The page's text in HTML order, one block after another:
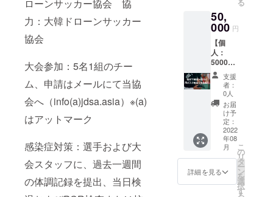
ローンサッカー協会 協
力：大韓ドローンサッカー
協会
大会参加：5名1組のチー
ム、申請はメールにて当協
会へ（info(a)jdsa.asia）※(a)
はアットマーク
感染症対策：選手および大
会スタッフに、過去一週間
の体調記録を提出、当日検
注時期
を指定
するこ
とによ
り、好
きな時
に味わ
うこと
が可能
です。
※サイト
の仕様
上、お
届け予
定が
2022年
8月と
成したドローン
サッカー常設
コートです。 こ
の常設コートは
国際規格に準拠
したサイズに
なっており
（7M×14M×4.5
M）ドローンを
持っていなくて
も競技に使うド
ローンを借り
て、ドローン
サッカーを体験
することが可能
です（要予約
制）。 隣接する
ドローンコース
はFPVレース
なっております
が、2022年12月
末日までとさせ
ていただきま
サッカー教本
DVDについて】
日本で唯一のド
ローンサッカー
の教本を提供い
たします。 発祥
地韓国で審判教
育、指導者教育
で使われている
教本の内容を大
ます。協会員が
韓国に遠征し試
使用券
または
大会参
加券3回
分 【に
志かわ
食パン
につい
て】 に
志かわ
は、乃
がみと
並ぶ高
級食パ
ンの老
舗で、
全国に
50,
000 円
【個
人：
50000
円コー
ス】 格
安で練
習→国
際ド
ローン
展の試
合に飛
び入り
参加で
きる権
利、銀
座に志
支援
者：
0人
お届
け予
定：
2022
年08
月
詳細を見る
こ
の
リ
タ
ー
ン
を
選
択
す